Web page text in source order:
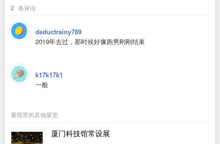
2 条评论
deductrainy789
2019年去过，那时候好像跑男刚刚结束
k17k17k1
一般
展馆里的其他展览
厦门科技馆常设展